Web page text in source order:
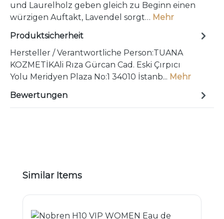
und Laurelholz geben gleich zu Beginn einen
würzigen Auftakt, Lavendel sorgt… Mehr
Produktsicherheit
Hersteller / Verantwortliche Person:TUANA
KOZMETİKAli Rıza Gürcan Cad. Eski Çırpıcı
Yolu Meridyen Plaza No:1 34010 İstanb... Mehr
Bewertungen
Produktgalerie überspringen
Similar Items